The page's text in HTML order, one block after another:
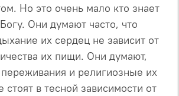
Но это очень мало кто знает
Они думают часто, что
их сердец не зависит от
их пищи. Они думают,
и религиозные их
в тесной зависимости от